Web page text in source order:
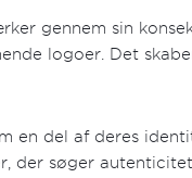
gennem sin
logoer. Det
en del af deres
der søger